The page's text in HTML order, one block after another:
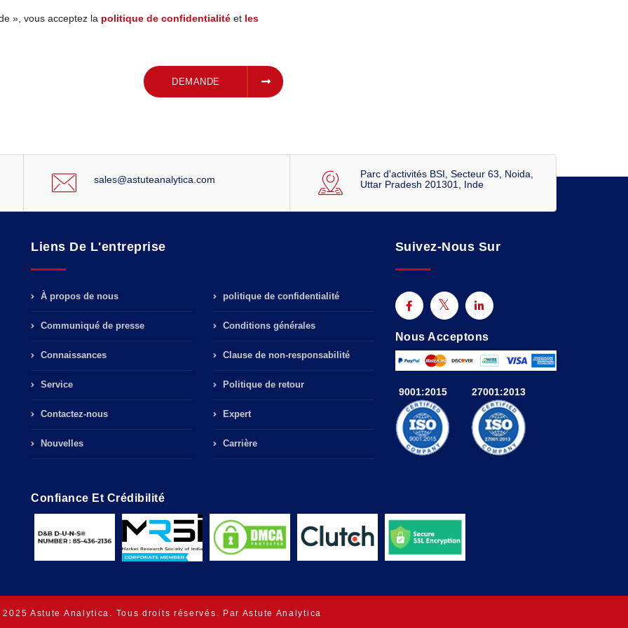
», vous acceptez la politique de confidentialité et les
DEMANDE
sales@astuteanalytica.com
Parc d'activités BSI, Secteur 63, Noida,
Uttar Pradesh 201301, Inde
Liens De L'entreprise
À propos de nous
Communiqué de presse
Connaissances
Service
Contactez-nous
Nouvelles
politique de confidentialité
Conditions générales
Clause de non-responsabilité
Politique de retour
Expert
Carrière
Suivez-Nous Sur
Nous Acceptons
9001:2015 27001:2013
Confiance Et Crédibilité
2025 Astute Analytica. Tous droits réservés. Par Astute Analytica